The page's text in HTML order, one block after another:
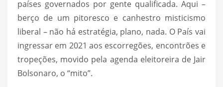
países governados por gente qualificada. Aqui –
berço de um pitoresco e canhestro misticismo
liberal – não há estratégia, plano, nada. O País vai
ingressar em 2021 aos escorregões, encontrões e
tropeções, movido pela agenda eleitoreira de Jair
Bolsonaro, o “mito”.